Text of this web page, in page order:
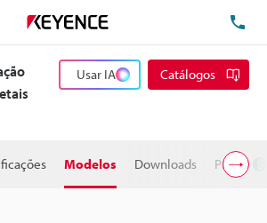
Usar IA Catálogos
Modelos Downloads Preço